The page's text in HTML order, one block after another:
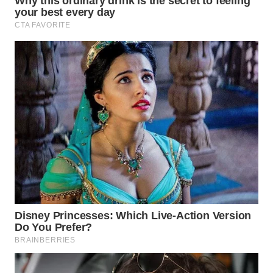
WN
WN
BORNEO
Wahana
Group
WAHANA
NEWS
WAHANA
TANI
WAHANA
ADVOKAT